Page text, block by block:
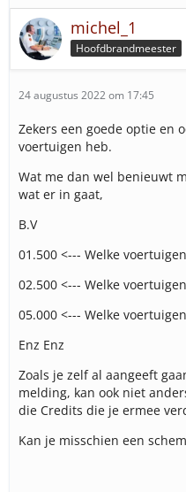
michel_1
Hoofdbrandmeester
24 augustus 2022 om 17:45
Zekers een goede optie en
voertuigen heb.
Wat me dan wel benieuwt
wat er in gaat,
B.V
01.500 <--- Welke
02.500 <--- Welke
05.000 <--- Welke
Enz Enz
Zoals je zelf al aangeeft
melding, kan ook niet
die Credits die je ermee
Kan je misschien een